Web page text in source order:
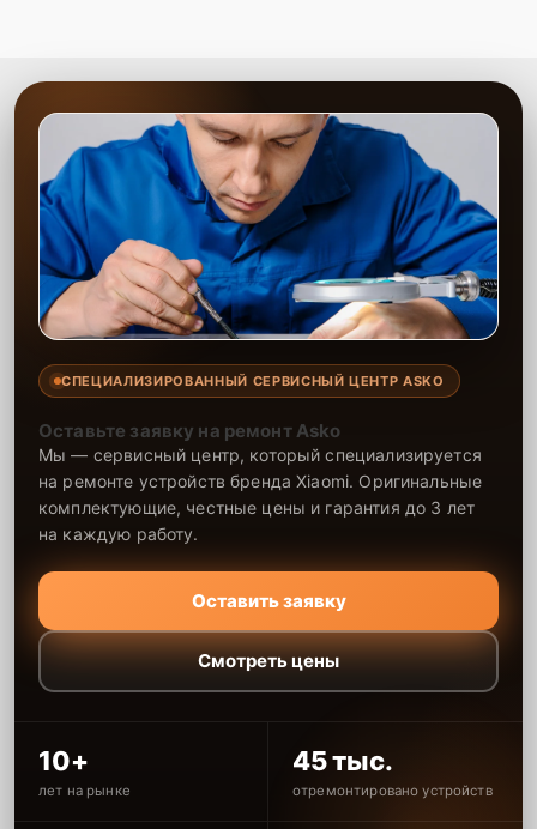
СПЕЦИАЛИЗИРОВАННЫЙ СЕРВИСНЫЙ ЦЕНТР ASKO
Оставьте заявку на ремонт Asko
Мы — сервисный центр, который специализируется
на ремонте устройств бренда Xiaomi. Оригинальные
комплектующие, честные цены и гарантия до 3 лет
на каждую работу.
Оставить заявку
Смотреть цены
10+
лет на рынке
45 тыс.
отремонтировано устройств